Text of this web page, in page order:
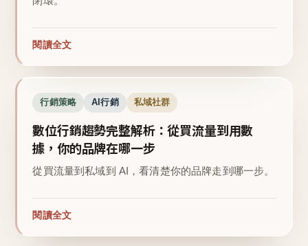
閱讀全文
行銷策略 AI行銷 私域社群
數位行銷趨勢完整解析：從買流量到用數
據，你的品牌在哪一步
從買流量到私域到 AI，看清楚你的品牌走到哪一步。
閱讀全文